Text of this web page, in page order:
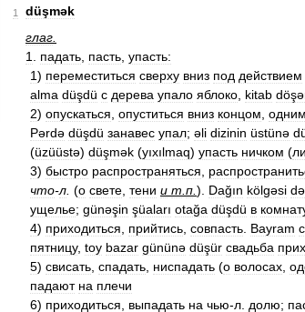
1
düşmək
глаг
1
падать пасть упасть:
1) переместиться сверху вниз под действием
alma düşdü с дерева упало яблоко kitab
2) опускаться опуститься вниз концом одним
Pərdə düşdü занавес упал; əli dizinin üstünə
(üzüüstə) düşmək (yıxılmaq) упасть ничком (
3) быстро распространяться
что-л (о свете тени и т п ). Dağın kölgəsi
ущелье; günəşin şüaları otağa düşdü в
4) приходиться прийтись совпасть Bayram
пятницу, toy bazar gününə düşür свадьба
5) свисать спадать ниспадать (о волосах
падают на плечи
6) приходиться выпадать на чью-л долю;